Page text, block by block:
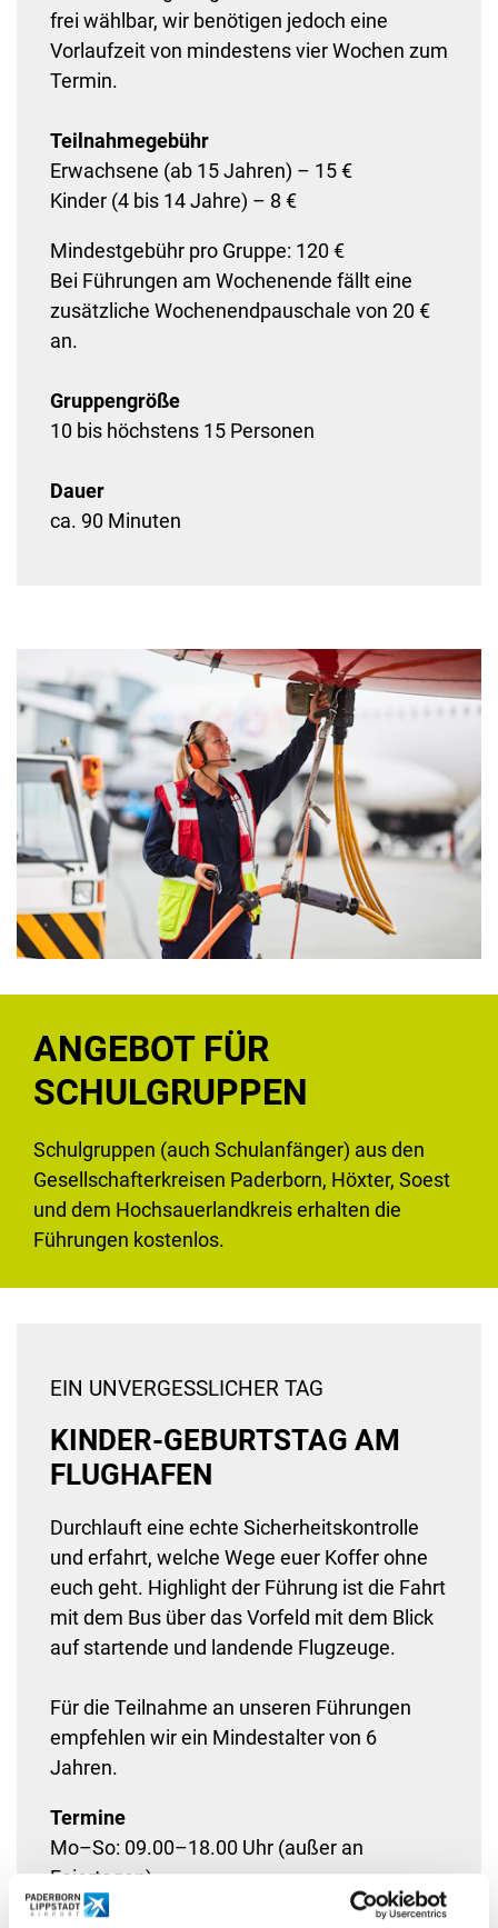
frei wählbar, wir benötigen jedoch eine
Vorlaufzeit von mindestens vier Wochen zum
Termin.
Teilnahmegebühr
Erwachsene (ab 15 Jahren) – 15 €
Kinder (4 bis 14 Jahre) – 8 €
Mindestgebühr pro Gruppe: 120 €
Bei Führungen am Wochenende fällt eine
zusätzliche Wochenendpauschale von 20 €
an.
Gruppengröße
10 bis höchstens 15 Personen
Dauer
ca. 90 Minuten
ANGEBOT FÜR
SCHULGRUPPEN
Schulgruppen (auch Schulanfänger) aus den
Gesellschafterkreisen Paderborn, Höxter, Soest
und dem Hochsauerlandkreis erhalten die
Führungen kostenlos.
EIN UNVERGESSLICHER TAG
KINDER-GEBURTSTAG AM
FLUGHAFEN
Durchlauft eine echte Sicherheitskontrolle
und erfahrt, welche Wege euer Koffer ohne
euch geht. Highlight der Führung ist die Fahrt
mit dem Bus über das Vorfeld mit dem Blick
auf startende und landende Flugzeuge.
Für die Teilnahme an unseren Führungen
empfehlen wir ein Mindestalter von 6
Jahren.
Termine
Mo–So: 09.00–18.00 Uhr (außer an
Feiertagen)